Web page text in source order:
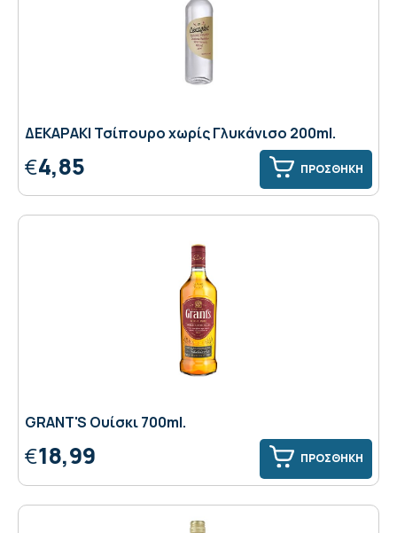
ΔΕΚΑΡΑΚΙ Τσίπουρο χωρίς Γλυκάνισο 200ml.
€4,85 ΠΡΟΣΘΗΚΗ
GRANT'S Ουίσκι 700ml.
€18,99 ΠΡΟΣΘΗΚΗ